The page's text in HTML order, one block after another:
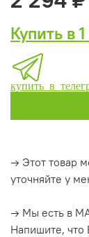
Купить в
купить в
→ Этот товар
уточняйте у
→ Мы есть в
Напишите, что